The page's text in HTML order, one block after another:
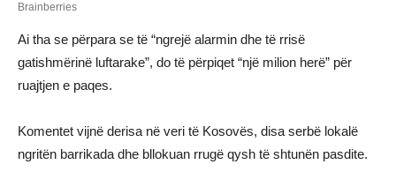
Ai tha se përpara se të “ngrejë alarmin dhe të rrisë
gatishmërinë luftarake”, do të përpiqet “një milion herë” për
ruajtjen e paqes.
Komentet vijnë derisa në veri të Kosovës, disa serbë lokalë
ngritën barrikada dhe bllokuan rrugë qysh të shtunën pasdite.